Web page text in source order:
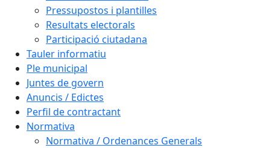
Pressupostos i plantilles
Resultats electorals
Participació ciutadana
Tauler informatiu
Ple municipal
Juntes de govern
Anuncis / Edictes
Perfil de contractant
Normativa
Normativa / Ordenances Generals